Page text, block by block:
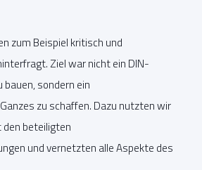
zum Beispiel kritisch und
Ziel war nicht ein DIN-
sondern ein
zu schaffen. Dazu nutzten wir
den beteiligten
und vernetzten alle Aspekte des